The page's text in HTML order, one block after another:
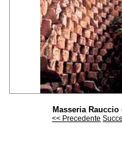
Masseria Rauccio
<< Precedente